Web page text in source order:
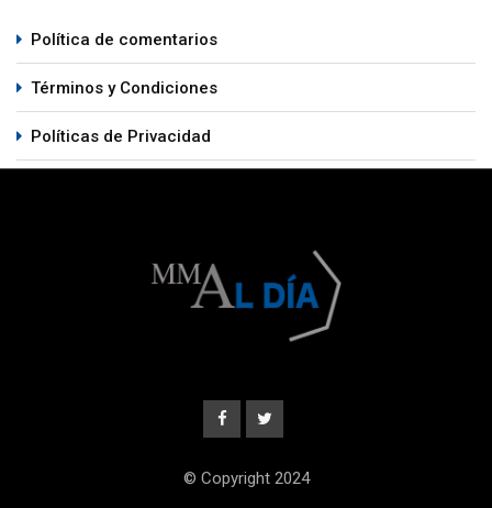
Política de comentarios
Términos y Condiciones
Políticas de Privacidad
© Copyright 2024